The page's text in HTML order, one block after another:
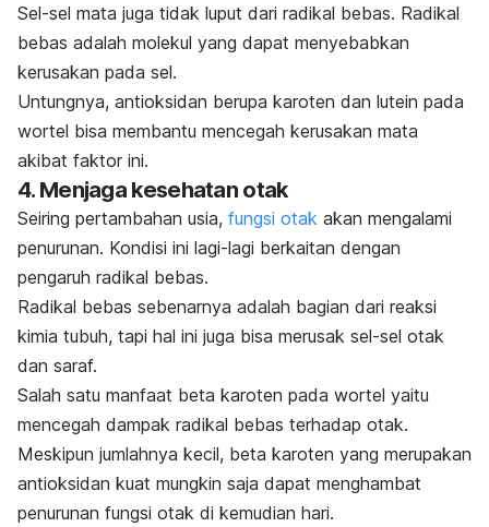
Sel-sel mata juga tidak luput dari radikal bebas. Radikal
bebas adalah molekul yang dapat menyebabkan
kerusakan pada sel.
Untungnya, antioksidan berupa karoten dan lutein pada
wortel bisa membantu mencegah kerusakan mata
akibat faktor ini.
4. Menjaga kesehatan otak
Seiring pertambahan usia, fungsi otak akan mengalami
penurunan. Kondisi ini lagi-lagi berkaitan dengan
pengaruh radikal bebas.
Radikal bebas sebenarnya adalah bagian dari reaksi
kimia tubuh, tapi hal ini juga bisa merusak sel-sel otak
dan saraf.
Salah satu manfaat beta karoten pada wortel yaitu
mencegah dampak radikal bebas terhadap otak.
Meskipun jumlahnya kecil, beta karoten yang merupakan
antioksidan kuat mungkin saja dapat menghambat
penurunan fungsi otak di kemudian hari.